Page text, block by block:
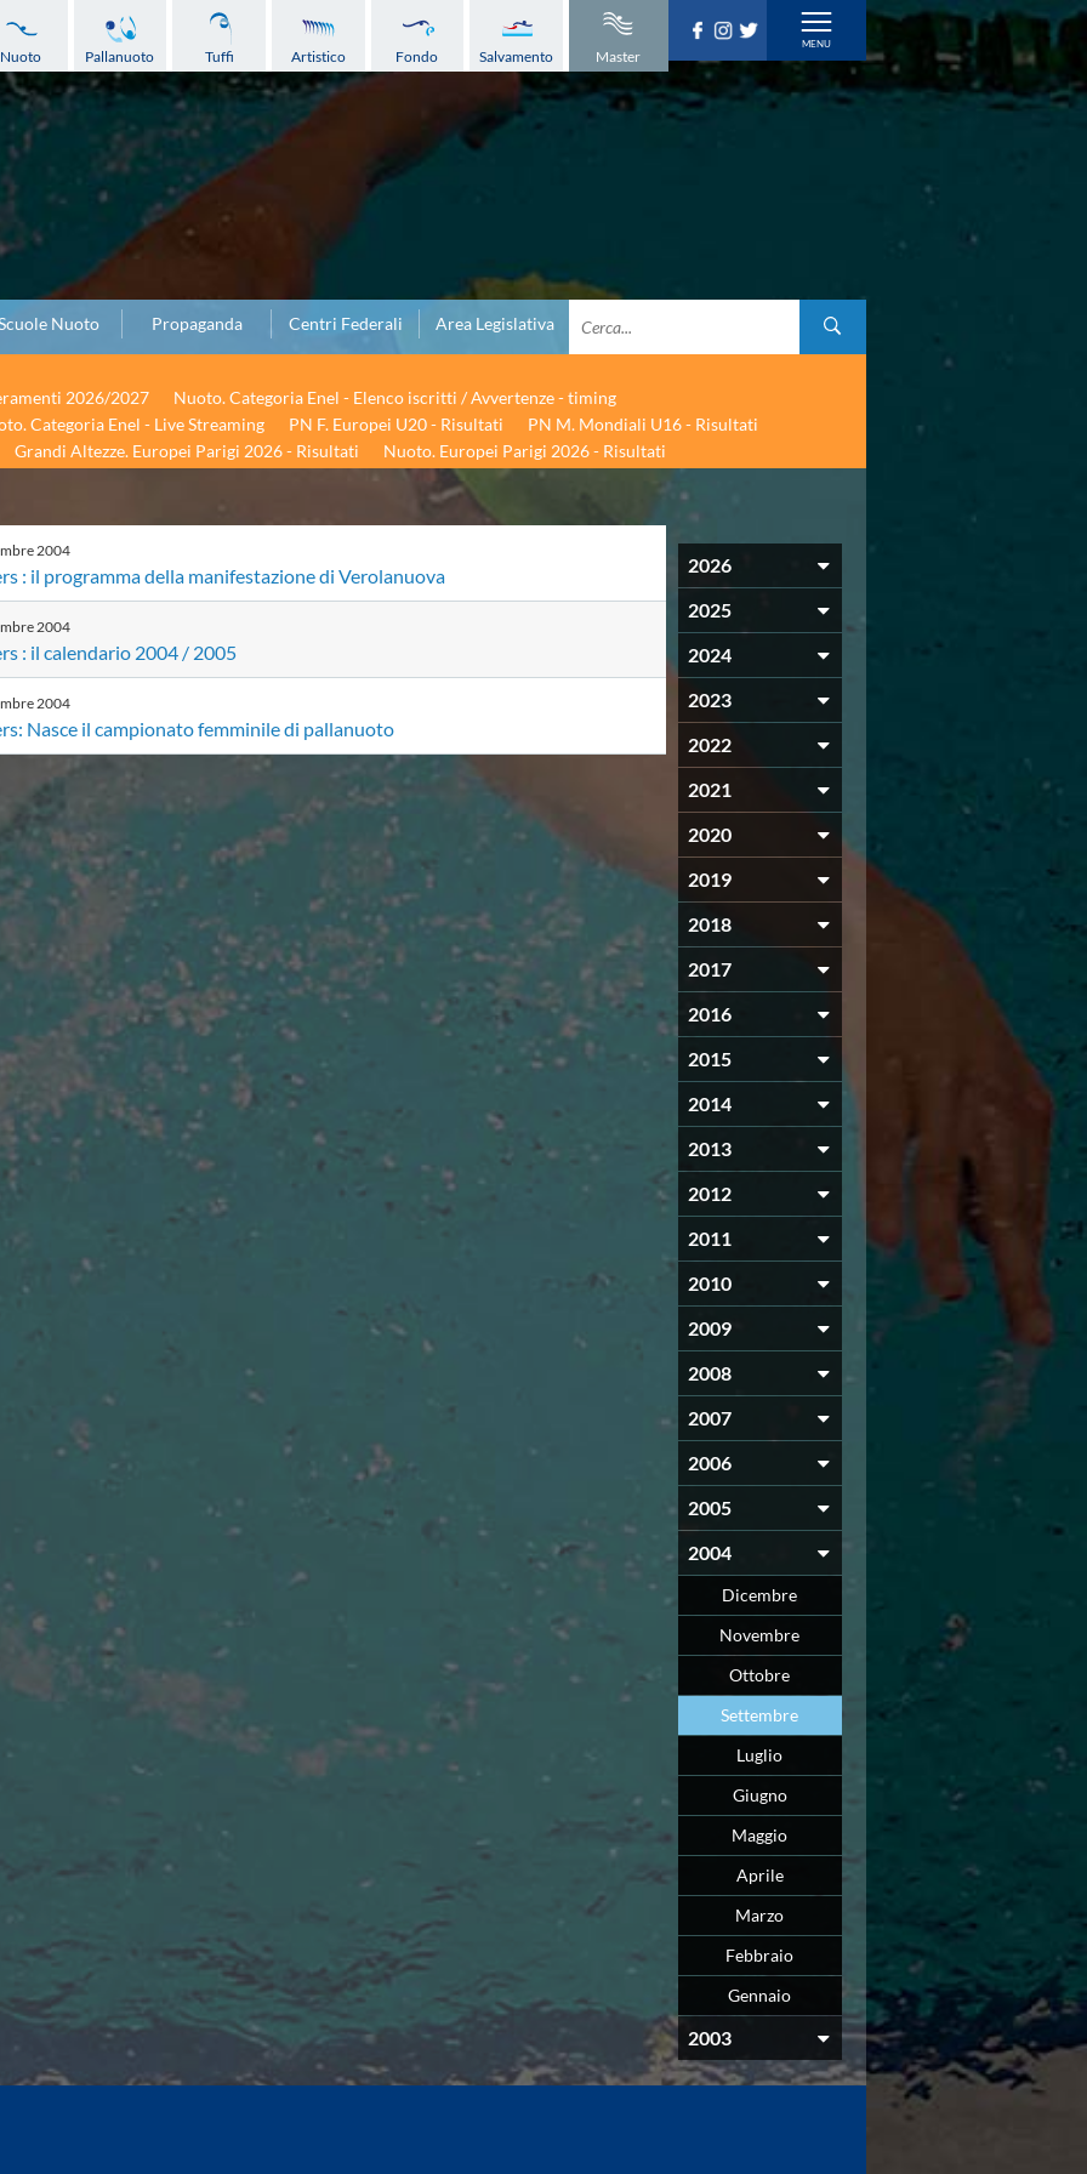
Nuoto Pallanuoto Tuffi Artistico Fondo Salvamento Master
Nuoto Propaganda Centri Federali Area Legislativa
2026/2027
Nuoto. Categoria Enel - Elenco iscritti / Avvertenze - timing
Categoria Enel - Live Streaming PN F. Europei U20 - Risultati
PN M. Mondiali U16 - Risultati
Grandi Altezze. Europei Parigi 2026 - Risultati Nuoto. Europei Parigi 2026 - Risultati
2004
: il programma della manifestazione di Verolanuova
2004
: il calendario 2004 / 2005
2004
Nasce il campionato femminile di pallanuoto
2026
2025
2024
2023
2022
2021
2020
2019
2018
2017
2016
2015
2014
2013
2012
2011
2010
2009
2008
2007
2006
2005
2004
Dicembre
Novembre
Ottobre
Settembre
Luglio
Giugno
Maggio
Aprile
Marzo
Febbraio
Gennaio
2003